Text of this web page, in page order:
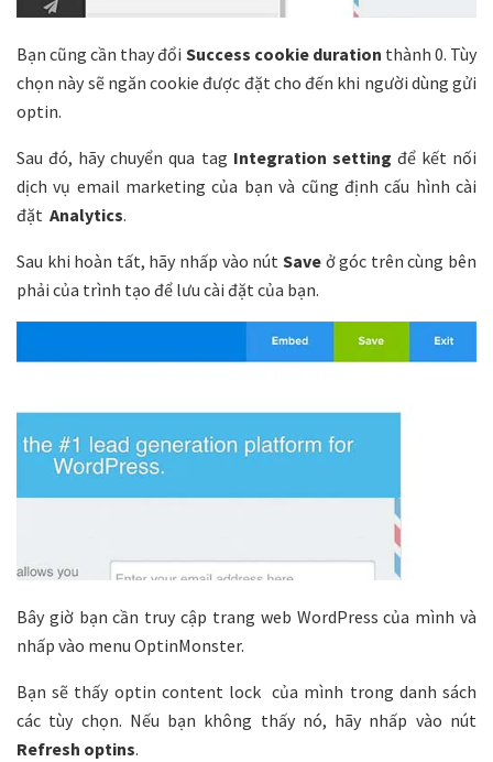
Bạn cũng cần thay đổi Success cookie duration thành 0. Tùy
chọn này sẽ ngăn cookie được đặt cho đến khi người dùng gửi
optin.
Sau đó, hãy chuyển qua tag Integration setting để kết nối
dịch vụ email marketing của bạn và cũng định cấu hình cài
đặt Analytics.
Sau khi hoàn tất, hãy nhấp vào nút Saveở góc trên cùng bên
phải của trình tạo để lưu cài đặt của bạn.
Bây giờ bạn cần truy cập trang web WordPress của mình và
nhấp vào menu OptinMonster.
Bạn sẽ thấy optin content lock của mình trong danh sách
các tùy chọn. Nếu bạn không thấy nó, hãy nhấp vào nút
Refresh optins.